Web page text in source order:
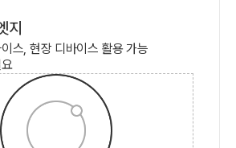
지
스, 현장 디바이스 활용 가능